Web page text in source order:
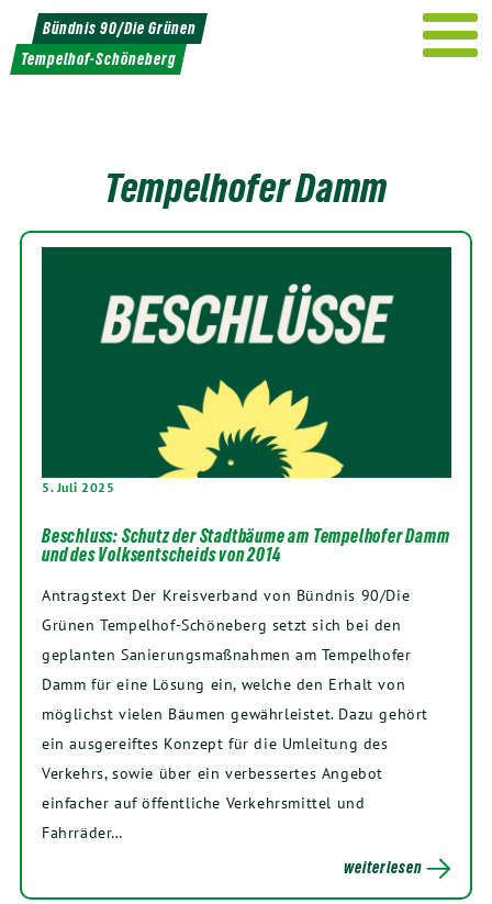
Weiter
zum
Inhalt
Bündnis 90/Die Grünen
Tempelhof-Schöneberg
Tempelhofer Damm
5. Juli 2025
Beschluss: Schutz der Stadtbäume am Tempelhofer Damm
und des Volksentscheids von 2014
Antragstext Der Kreisverband von Bündnis 90/Die
Grünen Tempelhof-Schöneberg setzt sich bei den
geplanten Sanierungsmaßnahmen am Tempelhofer
Damm für eine Lösung ein, welche den Erhalt von
möglichst vielen Bäumen gewährleistet. Dazu gehört
ein ausgereiftes Konzept für die Umleitung des
Verkehrs, sowie über ein verbessertes Angebot
einfacher auf öffentliche Verkehrsmittel und
Fahrräder…
weiterlesen